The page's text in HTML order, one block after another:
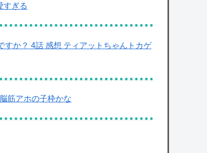
すぎる
か？ 4話 感想 ティアットちゃんトカゲ
筋アホの子枠かな